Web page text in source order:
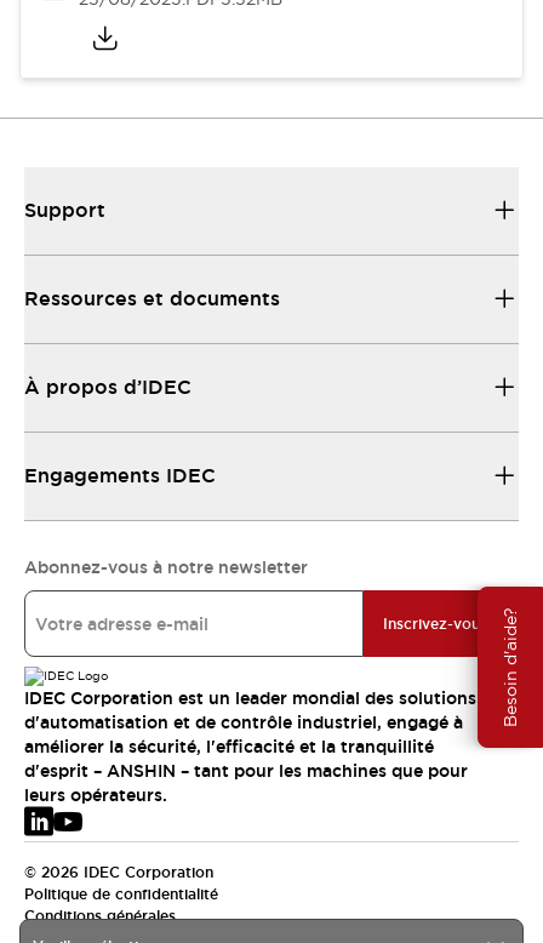
Besoin d'aide?
Support
Ressources et documents
À propos d’IDEC
Engagements IDEC
Abonnez-vous à notre newsletter
Inscrivez-vous
IDEC Corporation est un leader mondial des solutions
d'automatisation et de contrôle industriel, engagé à
améliorer la sécurité, l'efficacité et la tranquillité
d'esprit – ANSHIN – tant pour les machines que pour
leurs opérateurs.
© 2026 IDEC Corporation
Politique de confidentialité
Conditions générales